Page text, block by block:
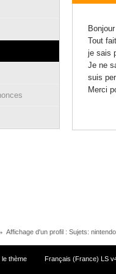
Bonjour
Tout
je sais
Je ne
suis
Merci
Affichage d'un profil : Sujets: nintendo
le thème Français (France) LS